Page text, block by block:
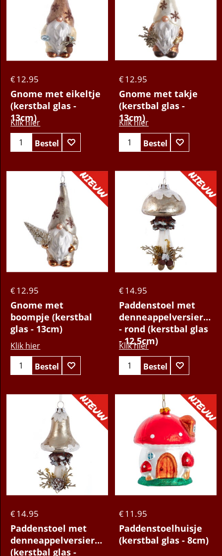
€ 12.95
Gnome met eikeltje
(kerstbal glas -
13cm)
Klik hier
€ 12.95
Gnome met takje
(kerstbal glas -
13cm)
Klik hier
€12.95
Gnome met
boompje (kerstbal
glas - 13cm)
Bestel
€14.95
Paddenstoel met
denneappelversiering
- rond (kerstbal glas
- 12,5cm)
Bestel
€14.95 €